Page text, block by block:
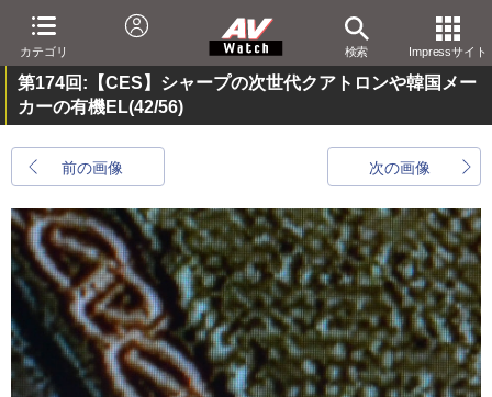
カテゴリ 検索 Impressサイト
第174回:【CES】シャープの次世代クアトロンや韓国メー
カーの有機EL(42/56)
前の画像 次の画像